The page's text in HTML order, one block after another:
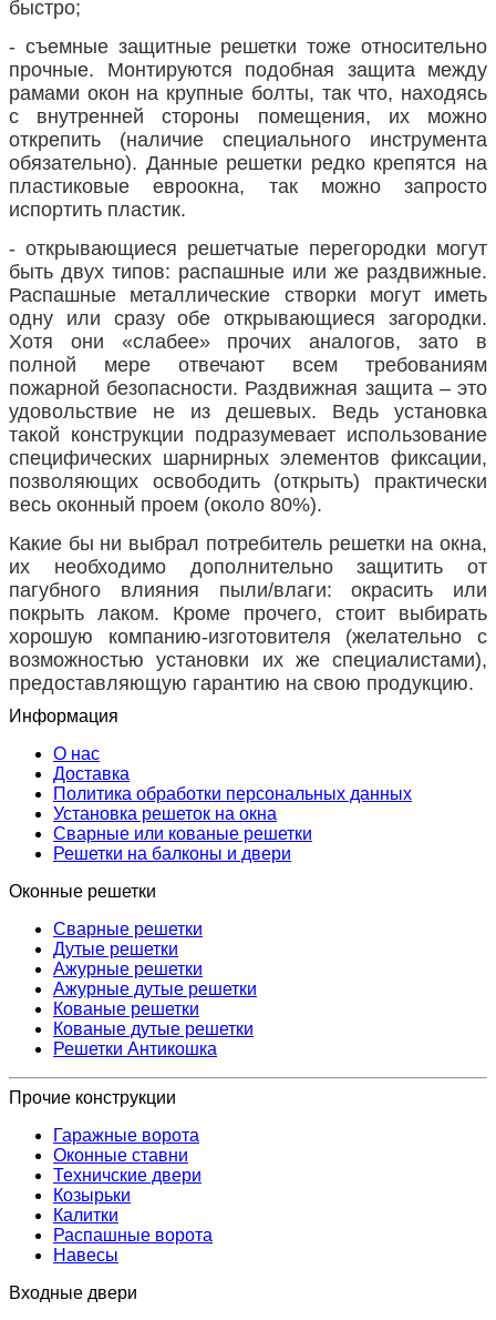
быстро;
- съемные защитные решетки тоже относительно
прочные. Монтируются подобная защита между
рамами окон на крупные болты, так что, находясь
с внутренней стороны помещения, их можно
открепить (наличие специального инструмента
обязательно). Данные решетки редко крепятся на
пластиковые евроокна, так можно запросто
испортить пластик.
- открывающиеся решетчатые перегородки могут
быть двух типов: распашные или же раздвижные.
Распашные металлические створки могут иметь
одну или сразу обе открывающиеся загородки.
Хотя они «слабее» прочих аналогов, зато в
полной мере отвечают всем требованиям
пожарной безопасности. Раздвижная защита – это
удовольствие не из дешевых. Ведь установка
такой конструкции подразумевает использование
специфических шарнирных элементов фиксации,
позволяющих освободить (открыть) практически
весь оконный проем (около 80%).
Какие бы ни выбрал потребитель решетки на окна,
их необходимо дополнительно защитить от
пагубного влияния пыли/влаги: окрасить или
покрыть лаком. Кроме прочего, стоит выбирать
хорошую компанию-изготовителя (желательно с
возможностью установки их же специалистами),
предоставляющую гарантию на свою продукцию.
Информация
О нас
Доставка
Политика обработки персональных данных
Установка решеток на окна
Сварные или кованые решетки
Решетки на балконы и двери
Оконные решетки
Сварные решетки
Дутые решетки
Ажурные решетки
Ажурные дутые решетки
Кованые решетки
Кованые дутые решетки
Решетки Антикошка
Прочие конструкции
Гаражные ворота
Оконные ставни
Техничские двери
Козырьки
Калитки
Распашные ворота
Навесы
Входные двери